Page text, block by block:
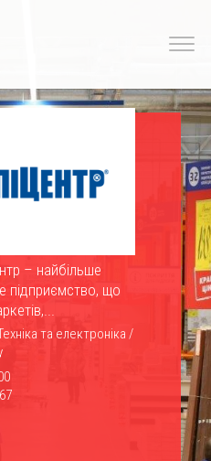
– найбільше
підприємство, що
та електроніка /